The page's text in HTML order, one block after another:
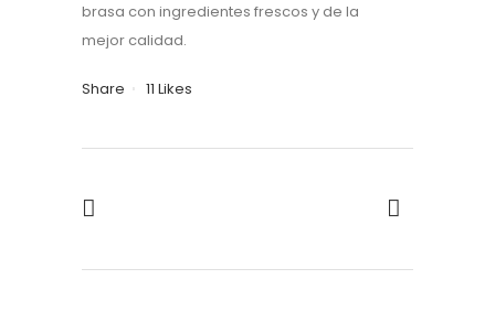
brasa con ingredientes frescos y de la
mejor calidad.
Share 11 Likes